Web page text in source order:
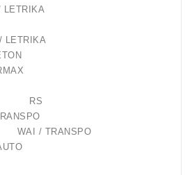
/ LETRIKA
/ LETRIKA
RS
WAI / TRANSPO